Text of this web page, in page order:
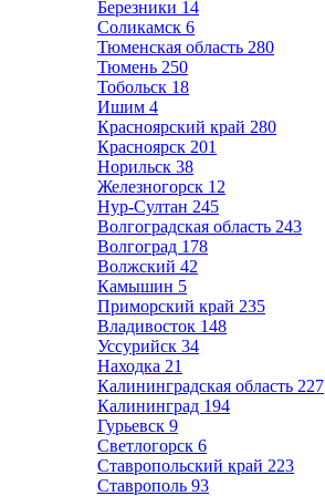
Березники 14
Соликамск 6
Тюменская область 280
Тюмень 250
Тобольск 18
Ишим 4
Красноярский край 280
Красноярск 201
Норильск 38
Железногорск 12
Нур-Султан 245
Волгоградская область 243
Волгоград 178
Волжский 42
Камышин 5
Приморский край 235
Владивосток 148
Уссурийск 34
Находка 21
Калининградская область 227
Калининград 194
Гурьевск 9
Светлогорск 6
Ставропольский край 223
Ставрополь 93